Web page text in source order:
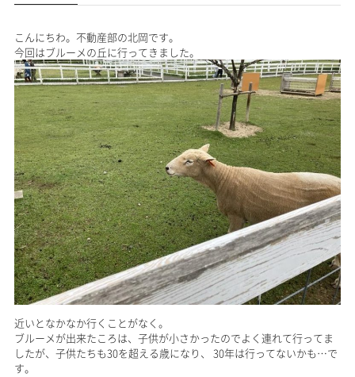
こんにちわ。不動産部の北岡です。
今回はブルーメの丘に行ってきました。
近いとなかなか行くことがなく。
ブルーメが出来たころは、子供が小さかったのでよく連れて行ってま
したが、子供たちも30を超える歳になり、 30年は行ってないかも…で
す。